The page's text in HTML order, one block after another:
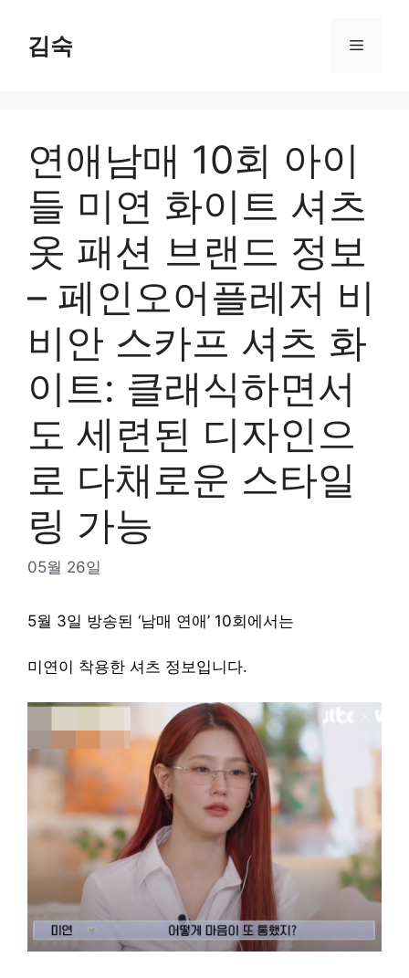
content
김숙 Menu
연애남매 10회 아이
들 미연 화이트 셔츠
옷 패션 브랜드 정보
– 페인오어플레저 비
비안 스카프 셔츠 화
이트: 클래식하면서
도 세련된 디자인으
로 다채로운 스타일
링 가능
05월 26일
5월 3일 방송된 ‘남매 연애’ 10회에서는
미연이 착용한 셔츠 정보입니다.